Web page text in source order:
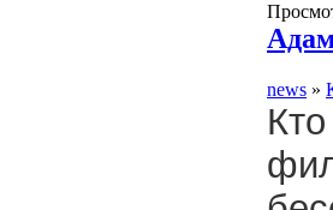
news »